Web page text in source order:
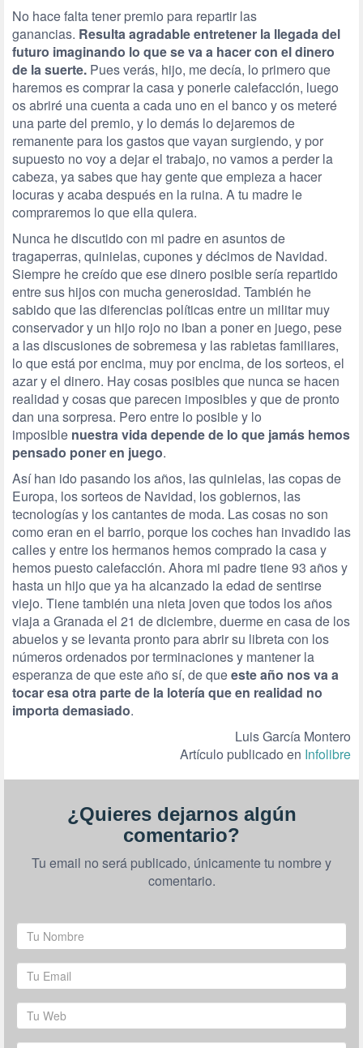
No hace falta tener premio para repartir las
ganancias. Resulta agradable entretener la llegada del
futuro imaginando lo que se va a hacer con el dinero
de la suerte. Pues verás, hijo, me decía, lo primero que
haremos es comprar la casa y ponerle calefacción, luego
os abriré una cuenta a cada uno en el banco y os meteré
una parte del premio, y lo demás lo dejaremos de
remanente para los gastos que vayan surgiendo, y por
supuesto no voy a dejar el trabajo, no vamos a perder la
cabeza, ya sabes que hay gente que empieza a hacer
locuras y acaba después en la ruina. A tu madre le
compraremos lo que ella quiera.
Nunca he discutido con mi padre en asuntos de
tragaperras, quinielas, cupones y décimos de Navidad.
Siempre he creído que ese dinero posible sería repartido
entre sus hijos con mucha generosidad. También he
sabido que las diferencias políticas entre un militar muy
conservador y un hijo rojo no iban a poner en juego, pese
a las discusiones de sobremesa y las rabietas familiares,
lo que está por encima, muy por encima, de los sorteos, el
azar y el dinero. Hay cosas posibles que nunca se hacen
realidad y cosas que parecen imposibles y que de pronto
dan una sorpresa. Pero entre lo posible y lo
imposible nuestra vida depende de lo que jamás hemos
pensado poner en juego.
Así han ido pasando los años, las quinielas, las copas de
Europa, los sorteos de Navidad, los gobiernos, las
tecnologías y los cantantes de moda. Las cosas no son
como eran en el barrio, porque los coches han invadido las
calles y entre los hermanos hemos comprado la casa y
hemos puesto calefacción. Ahora mi padre tiene 93 años y
hasta un hijo que ya ha alcanzado la edad de sentirse
viejo. Tiene también una nieta joven que todos los años
viaja a Granada el 21 de diciembre, duerme en casa de los
abuelos y se levanta pronto para abrir su libreta con los
números ordenados por terminaciones y mantener la
esperanza de que este año sí, de queeste año nos va a
tocar esa otra parte de la lotería que en realidad no
importa demasiado.
Luis García Montero
Artículo publicado en Infolibre
¿Quieres dejarnos algún
comentario?
Tu email no será publicado, únicamente tu nombre y
comentario.